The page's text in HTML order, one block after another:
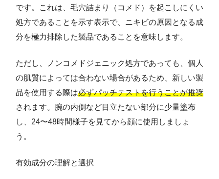
です。これは、毛穴詰まり（コメド）を起こしにくい
処方であることを示す表示で、ニキビの原因となる成
分を極力排除した製品であることを意味します。
ただし、ノンコメドジェニック処方であっても、個人
の肌質によっては合わない場合があるため、新しい製
品を使用する際は必ずパッチテストを行うことが推奨
されます。腕の内側など目立たない部分に少量塗布
し、24〜48時間様子を見てから顔に使用しましょ
う。
有効成分の理解と選択